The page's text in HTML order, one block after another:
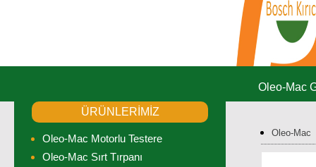
Oleo-Mac
ÜRÜNLERİMİZ
Oleo-Mac Motorlu Testere
Oleo-Mac Sırt Tırpanı
Oleo-Mac